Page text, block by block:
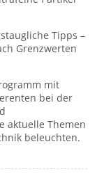
Tipps –
Grenzwerten
mit
bei der
aktuelle Themen
beleuchten.